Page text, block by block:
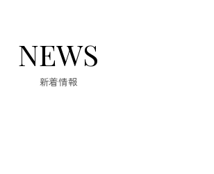
NEWS
新着情報